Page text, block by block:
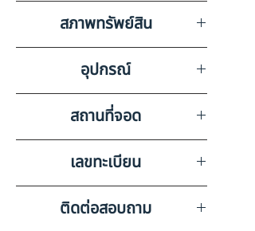
211306
สภาพทรัพย์สิน
มีรอยขีดข่วนรอบคันตามสภาพ
การใช้งาน บังโคลนหลังขวาชำรุด
อุปกรณ์
แอร์,วิทยุเทป,ลำโพง,แบตเตอรี่ 2
ลูก,กะทะล้อ 10 วง
สถานที่จอด
บริษัท สยามอินเตอร์การประมูล
จำกัด พิษณุโลก
เลขทะเบียน
70-1936 เพชรบูรณ์
ติดต่อสอบถาม